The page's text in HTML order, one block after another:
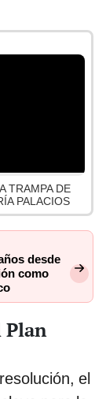
TRAMPA DE
PALACIOS
desde
como
Plan
el